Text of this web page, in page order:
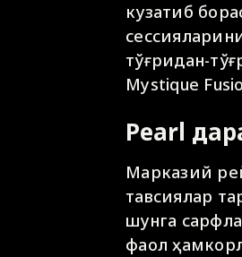
кузатиб
тўғридан-
Mystique
Pearl
Марказий
тавсиялар
шунга
фаол